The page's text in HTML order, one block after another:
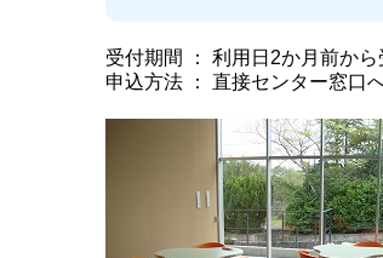
受付期間 ： 利用日2か月前か
申込方法 ： 直接センター窓口